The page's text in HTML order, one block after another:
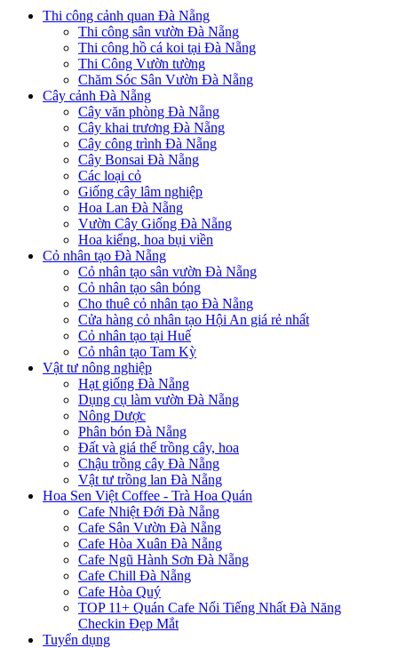
Thi công cảnh quan Đà Nẵng
Thi công sân vườn Đà Nẵng
Thi công hồ cá koi tại Đà Nẵng
Thi Công Vườn tường
Chăm Sóc Sân Vườn Đà Nẵng
Cây cảnh Đà Nẵng
Cây văn phòng Đà Nẵng
Cây khai trương Đà Nẵng
Cây công trình Đà Nẵng
Cây Bonsai Đà Nẵng
Các loại cỏ
Giống cây lâm nghiệp
Hoa Lan Đà Nẵng
Vườn Cây Giống Đà Nẵng
Hoa kiểng, hoa bụi viền
Cỏ nhân tạo Đà Nẵng
Cỏ nhân tạo sân vườn Đà Nẵng
Cỏ nhân tạo sân bóng
Cho thuê cỏ nhân tạo Đà Nẵng
Cửa hàng cỏ nhân tạo Hội An giá rẻ nhất
Cỏ nhân tạo tại Huế
Cỏ nhân tạo Tam Kỳ
Vật tư nông nghiệp
Hạt giống Đà Nẵng
Dụng cụ làm vườn Đà Nẵng
Nông Dược
Phân bón Đà Nẵng
Đất và giá thể trồng cây, hoa
Chậu trồng cây Đà Nẵng
Vật tư trồng lan Đà Nẵng
Hoa Sen Việt Coffee - Trà Hoa Quán
Cafe Nhiệt Đới Đà Nẵng
Cafe Sân Vườn Đà Nẵng
Cafe Hòa Xuân Đà Nẵng
Cafe Ngũ Hành Sơn Đà Nẵng
Cafe Chill Đà Nẵng
Cafe Hòa Quý
TOP 11+ Quán Cafe Nổi Tiếng Nhất Đà Năng
Checkin Đẹp Mắt
Tuyển dụng